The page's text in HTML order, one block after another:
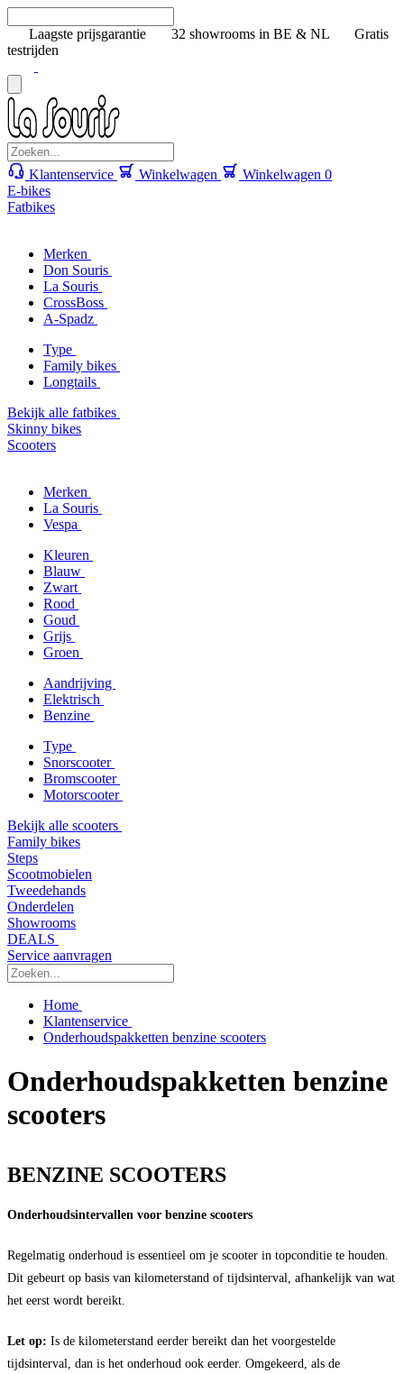
Laagste prijsgarantie 32 showrooms in BE & NL
Gratis
testrijden
Klantenservice Winkelwagen Winkelwagen 0
E-bikes
Fatbikes
Merken
Don Souris
La Souris
CrossBoss
A-Spadz
Type
Family bikes
Longtails
Bekijk alle fatbikes
Skinny bikes
Scooters
Merken
La Souris
Vespa
Kleuren
Blauw
Zwart
Rood
Goud
Grijs
Groen
Aandrijving
Elektrisch
Benzine
Type
Snorscooter
Bromscooter
Motorscooter
Bekijk alle scooters
Family bikes
Steps
Scootmobielen
Tweedehands
Onderdelen
Showrooms
DEALS
Service aanvragen
Home
Klantenservice
Onderhoudspakketten benzine scooters
Onderhoudspakketten benzine
scooters
BENZINE SCOOTERS
Onderhoudsintervallen voor benzine scooters
Regelmatig onderhoud is essentieel om je scooter in topconditie te houden.
Dit gebeurt op basis van kilometerstand of tijdsinterval, afhankelijk van wat
het eerst wordt bereikt.
Let op: Is de kilometerstand eerder bereikt dan het voorgestelde
tijdsinterval, dan is het onderhoud ook eerder. Omgekeerd, als de